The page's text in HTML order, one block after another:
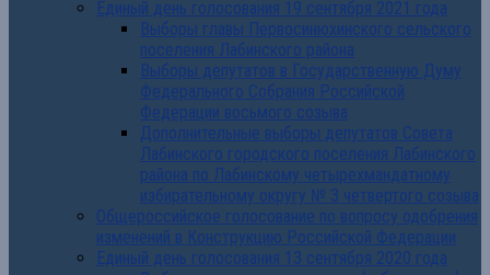
Единый день голосования 19 сентября 2021 года
Выборы главы Первосинюхинского сельского
поселения Лабинского района
Выборы депутатов в Государственную Думу
Федерального Собрания Российской
Федерации восьмого созыва
Дополнительные выборы депутатов Совета
Лабинского городского поселения Лабинского
района по Лабинскому четырехмандатному
избирательному округу № 3 четвертого созыва
Общероссийское голосование по вопросу одобрения
изменений в Конструкцию Российской Федерации
Единый день голосования 13 сентября 2020 года